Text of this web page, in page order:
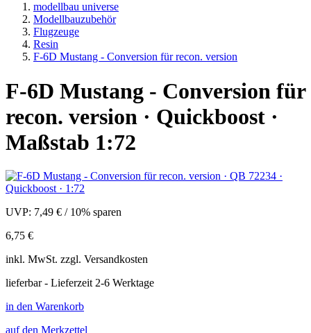
modellbau universe
Modellbauzubehör
Flugzeuge
Resin
F-6D Mustang - Conversion für recon. version
F-6D Mustang - Conversion für
recon. version · Quickboost ·
Maßstab 1:72
UVP: 7,49 € / 10% sparen
6,75 €
inkl. MwSt. zzgl. Versandkosten
lieferbar - Lieferzeit 2-6 Werktage
in den Warenkorb
auf den Merkzettel